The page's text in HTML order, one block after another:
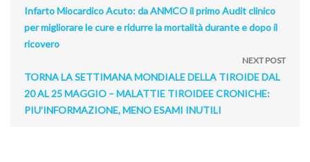
Infarto Miocardico Acuto: da ANMCO il primo Audit clinico
per migliorare le cure e ridurre la mortalità durante e dopo il
ricovero
NEXT POST
TORNA LA SETTIMANA MONDIALE DELLA TIROIDE DAL
20 AL 25 MAGGIO – MALATTIE TIROIDEE CRONICHE:
PIU’INFORMAZIONE, MENO ESAMI INUTILI